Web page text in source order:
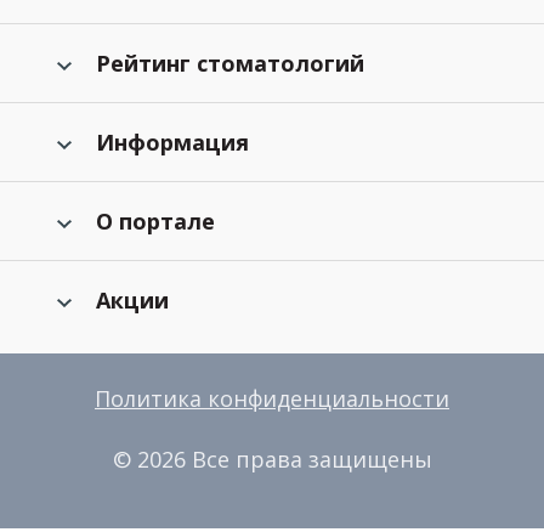
Рейтинг стоматологий
Информация
О портале
Акции
Политика конфиденциальности
© 2026 Все права защищены